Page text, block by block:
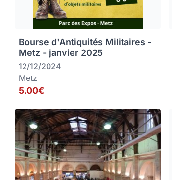
Bourse d'Antiquités Militaires -
Metz - janvier 2025
12/12/2024
Metz
5.00€